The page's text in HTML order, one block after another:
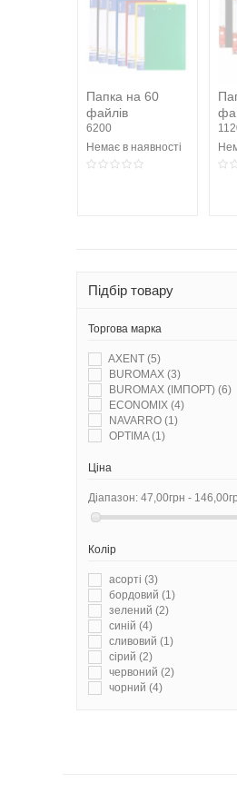
Папка на 60
файлів
6200
Немає в наявності
Підбір товару
Торгова марка
AXENT (5)
BUROMAX (3)
BUROMAX (ІМПОРТ) (6)
ECONOMIX (4)
NAVARRO (1)
OPTIMA(1)
Ціна
Діапазон: 47,00грн -
Колір
асорті (3)
бордовий (1)
зелений (2)
синій (4)
сливовий (1)
сірий (2)
червоний (2)
чорний (4)